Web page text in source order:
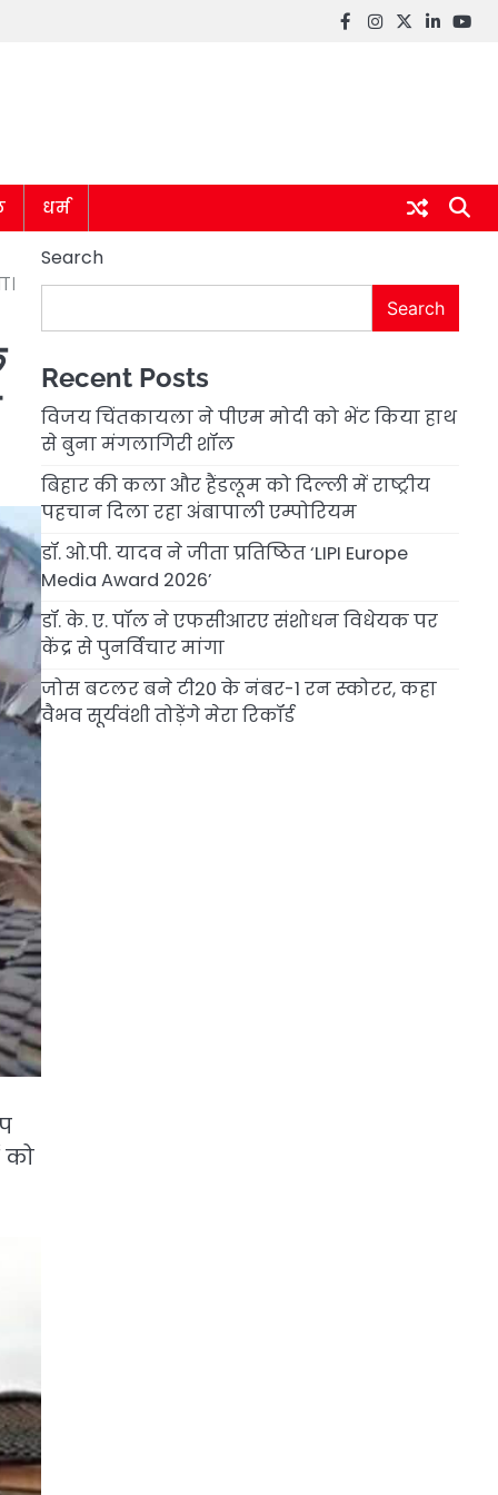
Facebook
instagram
twitter
linkedin
धर्म
को
Search
Search
Recent Posts
विजय चिंतकायला ने पीएम मोदी को भेंट किया हाथ
से बुना मंगलागिरी शॉल
बिहार की कला और हैंडलूम को दिल्ली में राष्ट्रीय
पहचान दिला रहा अंबापाली एम्पोरियम
डॉ. ओ.पी. यादव ने जीता प्रतिष्ठित ‘LIPI Europe
Media Award 2026’
डॉ. के. ए. पॉल ने एफसीआरए संशोधन विधेयक पर
केंद्र से पुनर्विचार मांगा
जोस बटलर बने टी20 के नंबर-1 रन स्कोरर, कहा
वैभव सूर्यवंशी तोड़ेंगे मेरा रिकॉर्ड